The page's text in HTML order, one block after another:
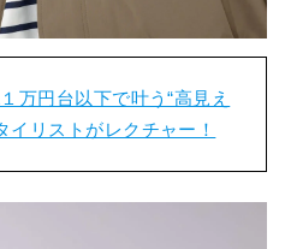
万円台以下で叶う“高見え
イリストがレクチャー！